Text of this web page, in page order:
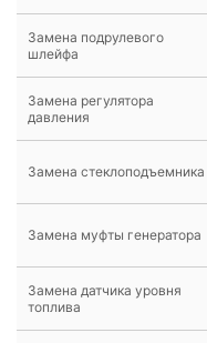
Замена подрулевого
шлейфа
Замена регулятора
давления
Замена стеклоподъемника
Замена муфты генератора
Замена датчика уровня
топлива